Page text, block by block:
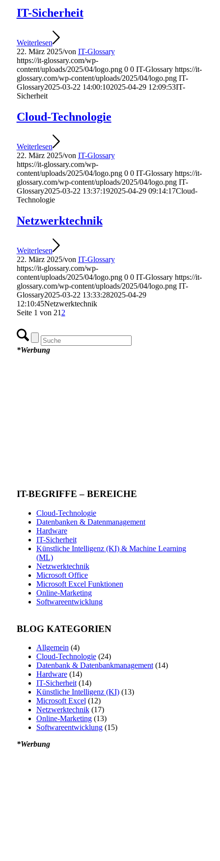
IT-Sicherheit
Weiterlesen
22. März 2025/von IT-Glossary
https://it-glossary.com/wp-
content/uploads/2025/04/logo.png 0 0 IT-Glossary https://it-
glossary.com/wp-content/uploads/2025/04/logo.png IT-
Glossary2025-03-22 14:00:102025-04-29 12:09:53IT-
Sicherheit
Cloud-Technologie
Weiterlesen
22. März 2025/von IT-Glossary
https://it-glossary.com/wp-
content/uploads/2025/04/logo.png 0 0 IT-Glossary https://it-
glossary.com/wp-content/uploads/2025/04/logo.png IT-
Glossary2025-03-22 13:37:192025-04-29 09:14:17Cloud-
Technologie
Netzwerktechnik
Weiterlesen
22. März 2025/von IT-Glossary
https://it-glossary.com/wp-
content/uploads/2025/04/logo.png 0 0 IT-Glossary https://it-
glossary.com/wp-content/uploads/2025/04/logo.png IT-
Glossary2025-03-22 13:33:282025-04-29
12:10:45Netzwerktechnik
Seite 1 von 21 2
*Werbung
IT-BEGRIFFE – BEREICHE
Cloud-Technologie
Datenbanken & Datenmanagement
Hardware
IT-Sicherheit
Künstliche Intelligenz (KI) & Machine Learning
(ML)
Netzwerktechnik
Microsoft Office
Microsoft Excel Funktionen
Online-Marketing
Softwareentwicklung
BLOG KATEGORIEN
Allgemein(4)
Cloud-Technologie(24)
Datenbank & Datenbankmanagement(14)
Hardware(14)
IT-Sicherheit(14)
Künstliche Intelligenz (KI)(13)
Microsoft Excel(12)
Netzwerktechnik(17)
Online-Marketing(13)
Softwareentwicklung(15)
*Werbung